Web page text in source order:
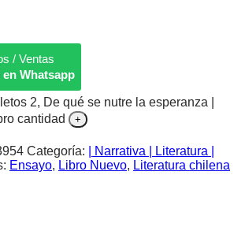
/ Ventas
en Whatsapp
2, De qué se nutre la esperanza |
cantidad
Categoría:
| Narrativa | Literatura |
Ensayo, Libro Nuevo, Literatura chilena